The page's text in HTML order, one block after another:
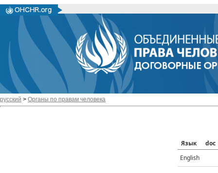
русский > Органы по правам человека
Язык
doc
English